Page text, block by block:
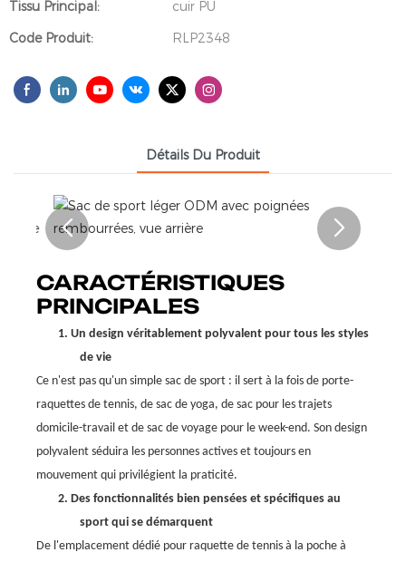
Tissu Principal:
cuir PU
Code Produit:
RLP2348
Détails Du Produit
CARACTÉRISTIQUES
PRINCIPALES
1. Un design véritablement polyvalent pour tous les styles
de vie
Ce n'est pas qu'un simple sac de sport : il sert à la fois de porte-
raquettes de tennis, de sac de yoga, de sac pour les trajets
domicile-travail et de sac de voyage pour le week-end. Son design
polyvalent séduira les personnes actives et toujours en
mouvement qui privilégient la praticité.
2. Des fonctionnalités bien pensées et spécifiques au
sport qui se démarquent
De l'emplacement dédié pour raquette de tennis à la poche à